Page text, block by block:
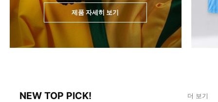
제품 자세히 보기
NEW TOP PICK! 더 보기